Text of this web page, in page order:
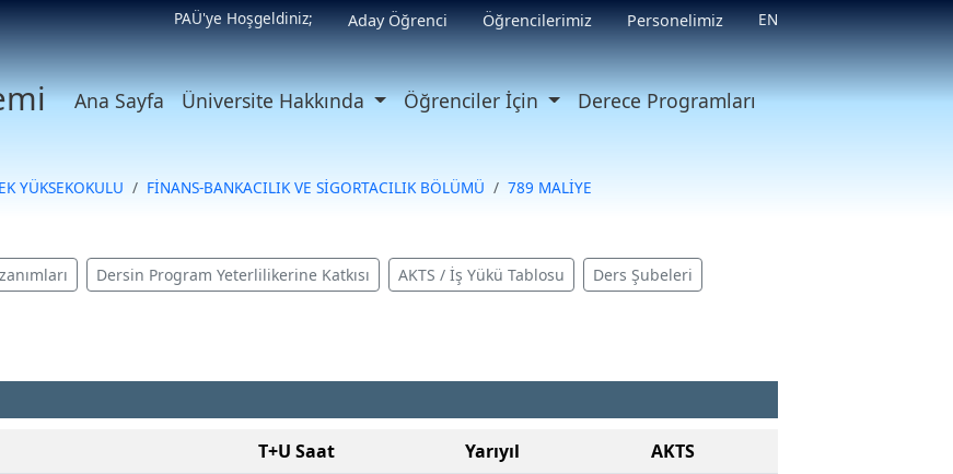
PAÜ'ye Hoşgeldiniz; Aday Öğrenci Öğrencilerimiz Personelimiz EN
Ana Sayfa Üniversite Hakkında Öğrenciler İçin Derece Programları
YÜKSEKOKULU FİNANS-BANKACILIK VE SİGORTACILIK BÖLÜMÜ 789 MALİYE
Dersin Program Yeterlilikerine Katkısı AKTS / İş Yükü Tablosu Ders Şubeleri
T+U Saat Yarıyıl
AKTS